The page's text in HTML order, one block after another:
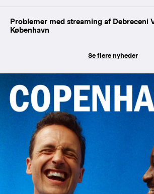
Problemer med streaming af Debreceni
København
Se flere nyheder